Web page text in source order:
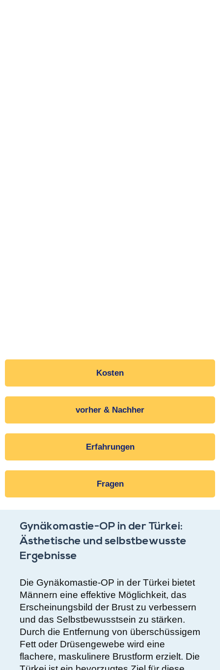
Kosten
vorher & Nachher
Erfahrungen
Fragen
Gynäkomastie-OP in der Türkei:
Ästhetische und selbstbewusste
Ergebnisse
Die Gynäkomastie-OP in der Türkei bietet
Männern eine effektive Möglichkeit, das
Erscheinungsbild der Brust zu verbessern
und das Selbstbewusstsein zu stärken.
Durch die Entfernung von überschüssigem
Fett oder Drüsengewebe wird eine
flachere, maskulinere Brustform erzielt. Die